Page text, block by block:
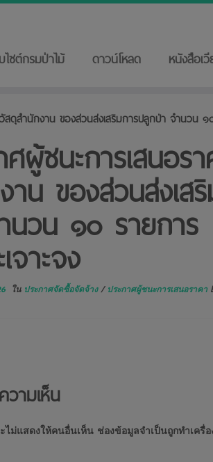
ไซต์กรมป่าไม้ ดาวน์โหลด หนังสือเ
ดุสำนักงาน ของส่วนส่งเสริมการปลูกป่า จำนวน ๑
ศผู้ชนะการเสนอร
าน ของส่วนส่งเส
นวน ๑๐ รายการ
จาะจง
ใน ประกาศจัดซื้อจัดจ้าง / ประกาศผู้ชนะการเสนอราคา
วามเห็น
ไม่แสดงให้คนอื่นเห็น ช่องข้อมูลจำเป็นถูกทำเครื่